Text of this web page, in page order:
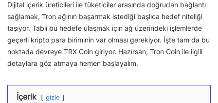
Dijital içerik üreticileri ile tüketiciler arasında doğrudan bağlantı
sağlamak, Tron ağının başarmak istediği başlıca hedef niteliği
taşıyor. Tabii bu hedefe ulaşmak için ağ üzerindeki işlemlerde
geçerli kripto para biriminin var olması gerekiyor. İşte tam da bu
noktada devreye TRX Coin giriyor. Hazırsan, Tron Coin ile ilgili
detaylara göz atmaya hemen başlayalım.
İçerik gizle